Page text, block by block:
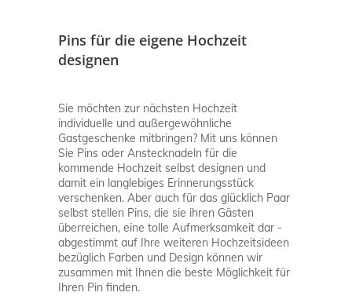
Pins für die eigene Hochzeit
designen
Sie möchten zur nächsten Hochzeit
individuelle und außergewöhnliche
Gastgeschenke mitbringen? Mit uns können
Sie Pins oder Anstecknadeln für die
kommende Hochzeit selbst designen und
damit ein langlebiges Erinnerungsstück
verschenken. Aber auch für das glücklich Paar
selbst stellen Pins, die sie ihren Gästen
überreichen, eine tolle Aufmerksamkeit dar -
abgestimmt auf Ihre weiteren Hochzeitsideen
bezüglich Farben und Design können wir
zusammen mit Ihnen die beste Möglichkeit für
Ihren Pin finden.